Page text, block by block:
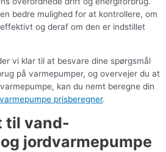
bedre mulighed for at kontrollere, om
og deraf om den er indstillet
vi klar til at besvare dine spørgsmål
på varmepumper, og overvejer du at
kan du nemt beregne din
prisberegner.
til vand-
jordvarmepumpe